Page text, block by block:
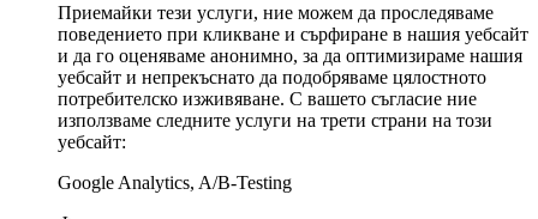
Приемайки тези услуги, ние можем да проследяваме
поведението при кликване и сърфиране в нашия уебсайт
и да го оценяваме анонимно, за да оптимизираме нашия
уебсайт и непрекъснато да подобряваме цялостното
потребителско изживяване. С вашето съгласие ние
използваме следните услуги на трети страни на този
уебсайт:
Google Analytics, A/B-Testing